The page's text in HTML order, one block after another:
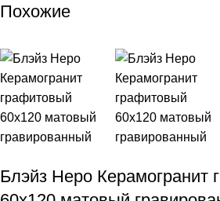
Похожие
Блэйз Неро Керамогранит